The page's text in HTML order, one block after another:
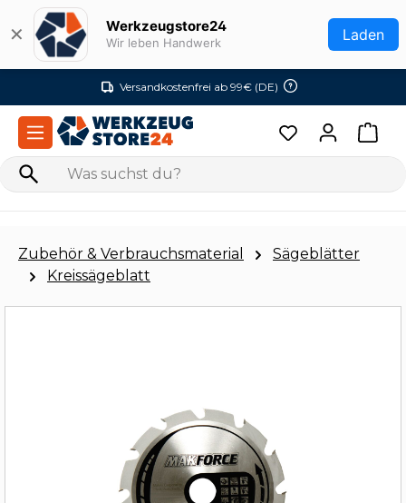
Zum Hauptinhalt springen
✕ Werkzeugstore24
Wir leben Handwerk Laden
Versandkostenfrei ab 99€ (DE)
Zubehör & Verbrauchsmaterial
Sägeblätter
Kreissägeblatt